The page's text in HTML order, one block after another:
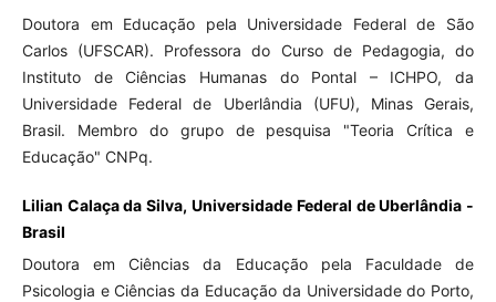
Doutora em Educação pela Universidade Federal de São
Carlos (UFSCAR). Professora do Curso de Pedagogia, do
Instituto de Ciências Humanas do Pontal – ICHPO, da
Universidade Federal de Uberlândia (UFU), Minas Gerais,
Brasil. Membro do grupo de pesquisa "Teoria Crítica e
Educação" CNPq.
Lilian Calaça da Silva, Universidade Federal de Uberlândia -
Brasil
Doutora em Ciências da Educação pela Faculdade de
Psicologia e Ciências da Educação da Universidade do Porto,